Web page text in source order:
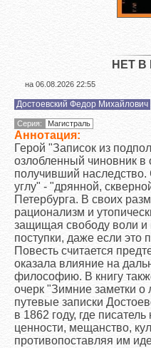
Достоевский Федор Михайлович
Серия: Магистраль
Аннотация:
Герой "Записок из
озлобленный чиновник в
получивший
углу" - "дрянной,
Петербурга. В своих
рационализм и
защищая свободу воли
поступки, даже если это
Повесть считается
оказала влияние на
философию. В книгу
очерк "Зимние заметки о
путевые записки
в 1862 году, где
ценности, мещанство,
противопоставляя им
НЕТ В
на 06.08.2026 22:55